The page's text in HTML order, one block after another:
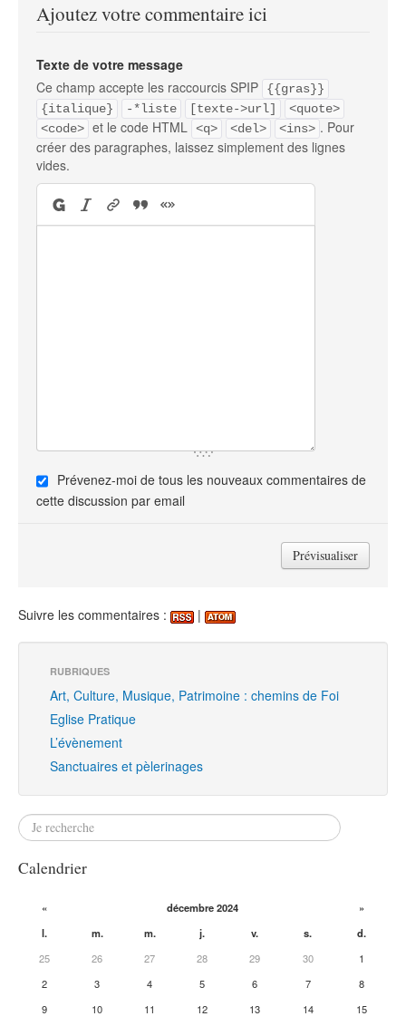
Ajoutez votre commentaire ici
Texte de votre message
Ce champ accepte les raccourcis SPIP
{{gras}}
{italique}
-*liste [texte->url]
<quote>
<code> et le code HTML <q> <del> <ins> . Pour
créer des paragraphes, laissez simplement des lignes
vides.
Prévenez-moi de tous les nouveaux commentaires de
cette discussion par email
Suivre les commentaires : |
RUBRIQUES
Art, Culture, Musique, Patrimoine : chemins de Foi
Eglise Pratique
L’évènement
Sanctuaires et pèlerinages
Calendrier
« décembre 2024
»
l.
m. m. j. v. s.
d.
25
26 27 28 29 30
1
2
3 4 5 6 7
8
9
10 11 12 13 14
15